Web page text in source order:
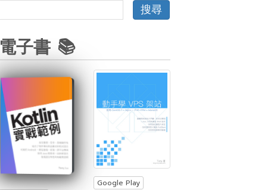
電子書 📚
Google Play